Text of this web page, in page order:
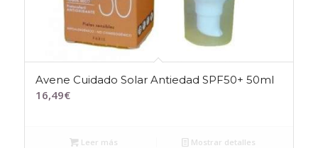
Avene Cuidado Solar Antiedad SPF50+ 50ml
16,49€
Leer más Mostrar detalles